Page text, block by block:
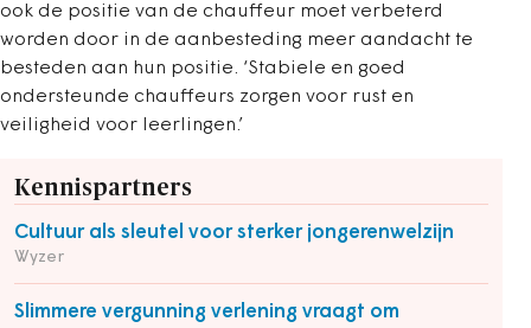
ook de positie van de chauffeur moet verbeterd
worden door in de aanbesteding meer aandacht te
besteden aan hun positie. ‘Stabiele en goed
ondersteunde chauffeurs zorgen voor rust en
veiligheid voor leerlingen.’
Kennispartners
Cultuur als sleutel voor sterker jongerenwelzijn
Wyzer
Slimmere vergunning verlening vraagt om